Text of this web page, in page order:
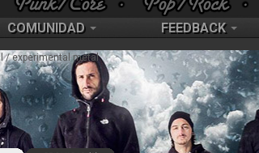
COMUNIDAD FEEDBACK
/ experimental metal